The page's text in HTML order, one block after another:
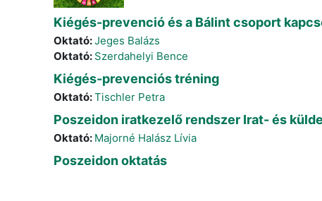
Kiégés-prevenció és a Bálint csoport
Oktató:Jeges Balázs
Oktató: Szerdahelyi Bence
Kiégés-prevenciós tréning
Oktató:Tischler Petra
Poszeidon iratkezelő rendszer Irat- és
Oktató: Majorné Halász Lívia
Poszeidon oktatás